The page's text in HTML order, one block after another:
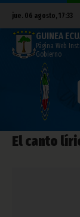
jue. 06 agosto, 17:33
GUINEA
Página Web
Gobierno
El canto